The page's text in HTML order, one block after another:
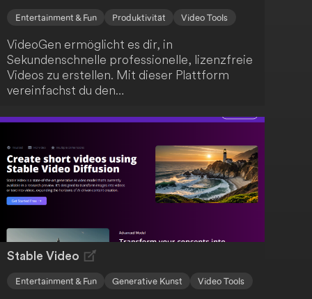
Entertainment & Fun Produktivität Video Tools
VideoGen ermöglicht es dir, in
Sekundenschnelle professionelle, lizenzfreie
Videos zu erstellen. Mit dieser Plattform
vereinfachst du den
zeitaufwendig und kostspielig ist. Mit nur
Videos kreieren.
Stable Video
Entertainment & Fun Generative Kunst Video Tools